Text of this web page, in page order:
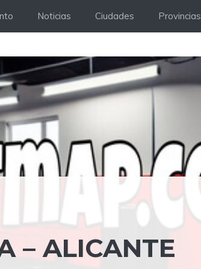
Noticias Ciudades Provincias
– ALICANTE